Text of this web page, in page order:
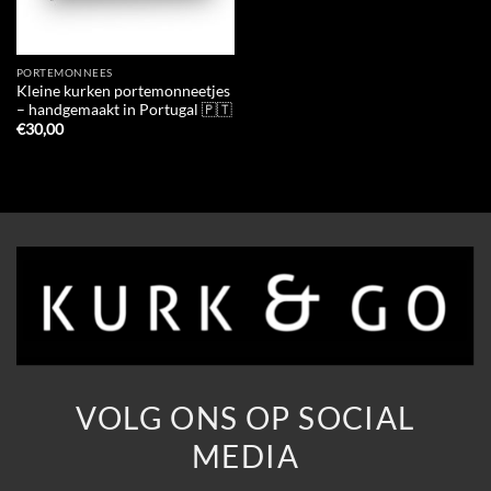
PORTEMONNEES
Kleine kurken portemonneetjes
– handgemaakt in Portugal 🇵🇹
€30,00
VOLG ONS OP SOCIAL
MEDIA